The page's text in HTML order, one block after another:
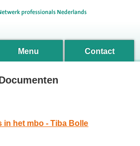
Menu Contact
in het mbo - Tiba Bolle